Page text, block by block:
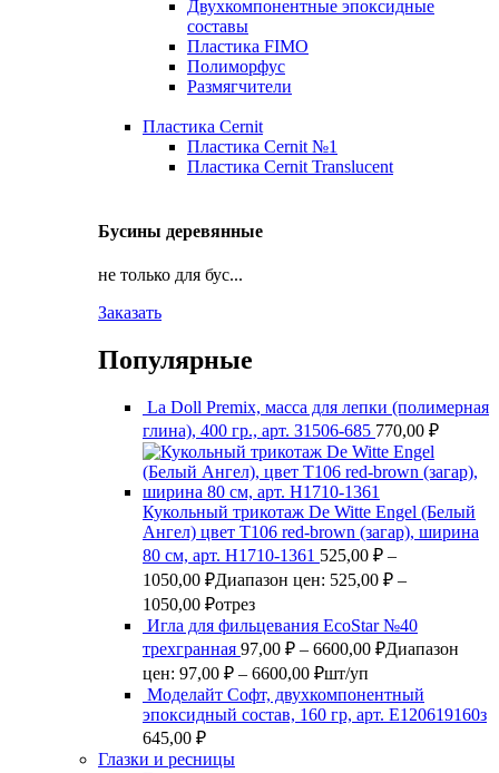
Двухкомпонентные эпоксидные
составы
Пластика FIMO
Полиморфус
Размягчители
Пластика Cernit
Пластика Cernit №1
Пластика Cernit Translucent
Бусины деревянные
не только для бус...
Заказать
Популярные
La Doll Premix, масса для лепки (полимерная
глина), 400 гр., арт. З1506-685 770,00 ₽
Кукольный трикотаж De Witte Engel (Белый
Ангел) цвет Т106 red-brown (загар), ширина
80 см, арт. Н1710-1361 525,00 ₽ –
1050,00 ₽Диапазон цен: 525,00 ₽ –
1050,00 ₽отрез
Игла для фильцевания EcoStar №40
трехгранная 97,00 ₽ – 6600,00 ₽Диапазон
цен: 97,00 ₽ – 6600,00 ₽шт/уп
Моделайт Софт, двухкомпонентный
эпоксидный состав, 160 гр, арт. Е120619160з
645,00 ₽
Глазки и ресницы